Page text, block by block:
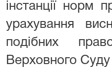
інстанції норм
урахування
подібних
Верховного Суду